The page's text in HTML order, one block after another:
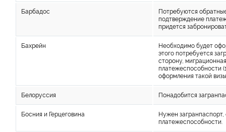
Барбадос
Потребуются
подтверждение
придется
Бахрейн
Необходимо будет
этого потребуется
сторону,
платежеспособности
оформления такой
Белоруссия Понадобится
Босния и Герцеговина
Нужен
платежеспособности.